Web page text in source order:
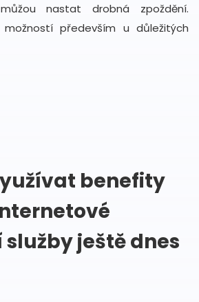
nastat drobná zpoždění.
především u důležitých
benefity
ještě dnes